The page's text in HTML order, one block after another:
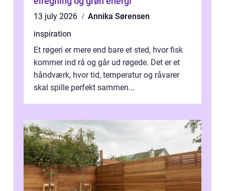
13 july 2026
Annika Sørensen
inspiration
Et røgeri er mere end bare et sted, hvor fisk
kommer ind rå og går ud røgede. Det er et
håndværk, hvor tid, temperatur og råvarer
skal spille perfekt sammen...